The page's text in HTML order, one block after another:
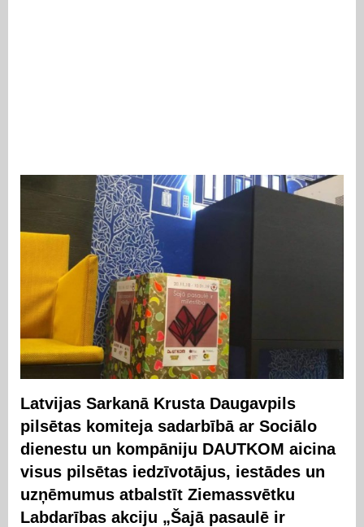
Latvijas Sarkanā Krusta Daugavpils
pilsētas komiteja sadarbībā ar Sociālo
dienestu un kompāniju DAUTKOM aicina
visus pilsētas iedzīvotājus, iestādes un
uzņēmumus atbalstīt Ziemassvētku
Labdarības akciju „Šajā pasaulē ir